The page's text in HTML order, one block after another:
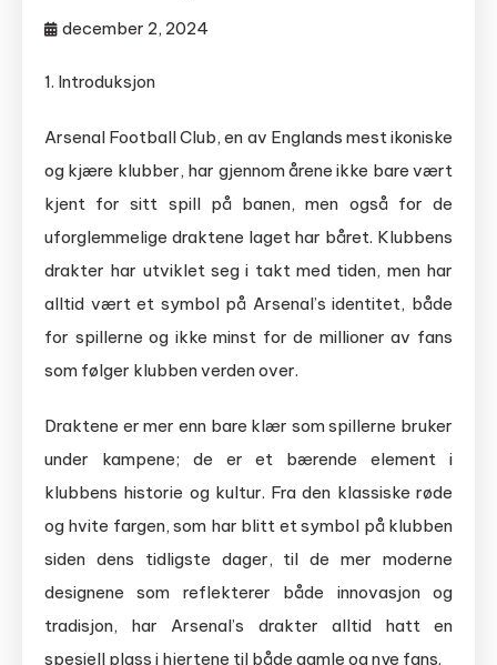
december 2, 2024
1. Introduksjon
Arsenal Football Club, en av Englands mest ikoniske
og kjære klubber, har gjennom årene ikke bare vært
kjent for sitt spill på banen, men også for de
uforglemmelige draktene laget har båret. Klubbens
drakter har utviklet seg i takt med tiden, men har
alltid vært et symbol på Arsenal’s identitet, både
for spillerne og ikke minst for de millioner av fans
som følger klubben verden over.
Draktene er mer enn bare klær som spillerne bruker
under kampene; de er et bærende element i
klubbens historie og kultur. Fra den klassiske røde
og hvite fargen, som har blitt et symbol på klubben
siden dens tidligste dager, til de mer moderne
designene som reflekterer både innovasjon og
tradisjon, har Arsenal’s drakter alltid hatt en
spesiell plass i hjertene til både gamle og nye fans.